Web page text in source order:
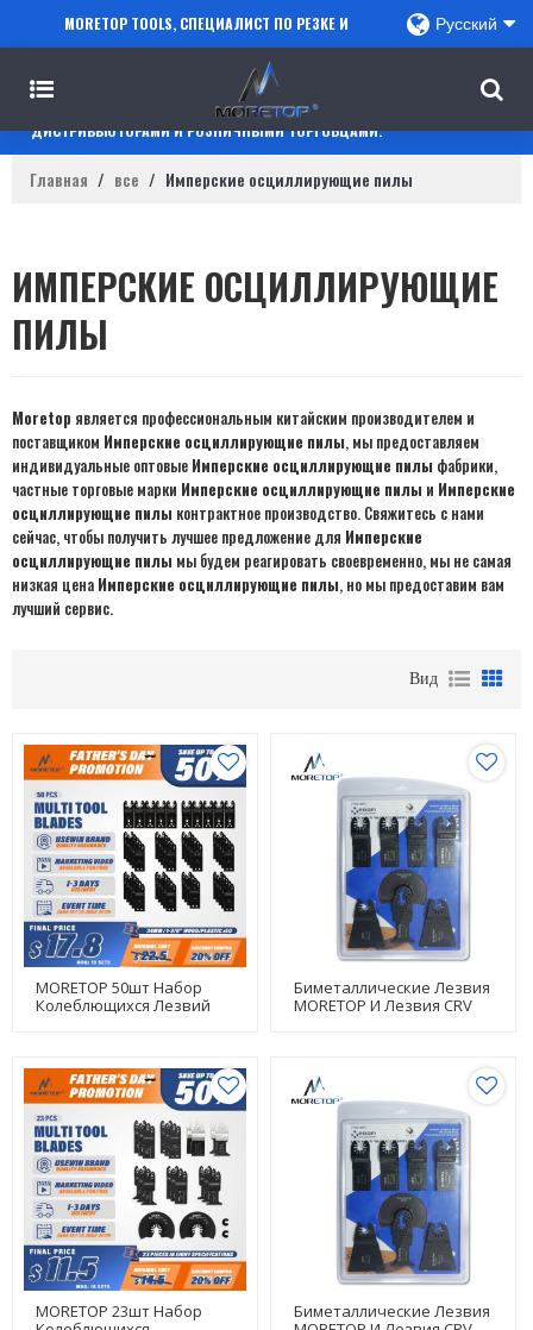
MORETOP TOOLS, СПЕЦИАЛИСТ ПО РЕЗКЕ И
СВЕРЛЕНИЮ, СОТРУДНИЧАЕТ С ПРОДАВЦАМИ
AMAZON, РЕГИОНАЛЬНЫМИ ОПТОВИКАМИ,
ДИСТРИБЬЮТОРАМИ И РОЗНИЧНЫМИ ТОРГОВЦАМИ.
Русский
Главная / все / Имперские осциллирующие пилы
ИМПЕРСКИЕ ОСЦИЛЛИРУЮЩИЕ
ПИЛЫ
Moretop является профессиональным китайским производителем и
поставщиком Имперские осциллирующие пилы, мы предоставляем
индивидуальные оптовые Имперские осциллирующие пилы фабрики,
частные торговые марки Имперские осциллирующие пилы и Имперские
осциллирующие пилы контрактное производство. Свяжитесь с нами
сейчас, чтобы получить лучшее предложение для Имперские
осциллирующие пилы мы будем реагировать своевременно, мы не самая
низкая цена Имперские осциллирующие пилы, но мы предоставим вам
лучший сервис.
Вид
MORETOP 50шт Набор
Колеблющихся Лезвий
Биметаллические Лезвия
MORETOP И Лезвия CRV
Резки, 8 Шт. В Упаковке
27001001
MORETOP 23шт Набор
Биметаллические Лезвия